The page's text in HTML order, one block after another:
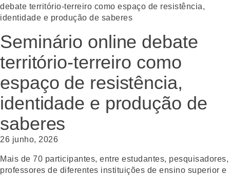
debate território-terreiro como espaço de resistência,
identidade e produção de saberes
Seminário online debate
território-terreiro como
espaço de resistência,
identidade e produção de
saberes
26 junho, 2026
Mais de 70 participantes, entre estudantes, pesquisadores,
professores de diferentes instituições de ensino superior e